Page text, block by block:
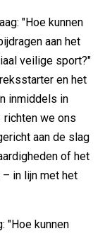
"Hoe kunnen
aan het
veilige sport?"
en het
inmiddels in
we ons
aan de slag
of het
in lijn met het
"Hoe kunnen